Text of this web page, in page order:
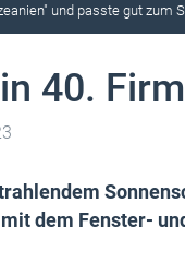
und passte gut zum
40.
dem Fenster-